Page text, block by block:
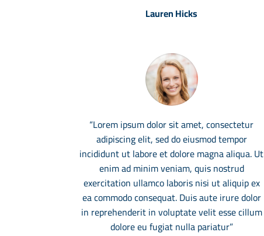
Lauren Hicks
“Lorem ipsum dolor sit amet, consectetur
adipiscing elit, sed do eiusmod tempor
incididunt ut labore et dolore magna aliqua. Ut
enim ad minim veniam, quis nostrud
exercitation ullamco laboris nisi ut aliquip ex
ea commodo consequat. Duis aute irure dolor
in reprehenderit in voluptate velit esse cillum
dolore eu fugiat nulla pariatur”